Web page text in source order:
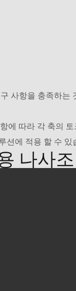
사항을 충족하
에 따라 각 축의
션에 적용 할 수 있
나사